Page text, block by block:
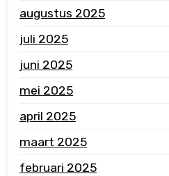
augustus 2025
juli 2025
juni 2025
mei 2025
april 2025
maart 2025
februari 2025